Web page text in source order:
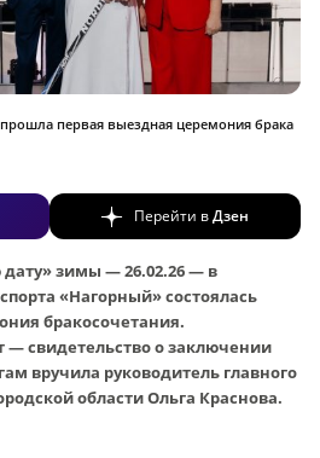
первая выездная церемония брака
Перейти вДзен
зимы — 26.02.26 — в
«Нагорный» состоялась
бракосочетания.
свидетельство о заключении
вручила руководитель главного
области Ольга Краснова.